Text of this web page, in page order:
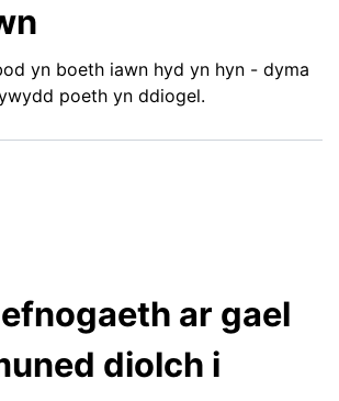
yn boeth iawn hyd yn hyn - dyma
poeth yn ddiogel.
ar gael
diolch i